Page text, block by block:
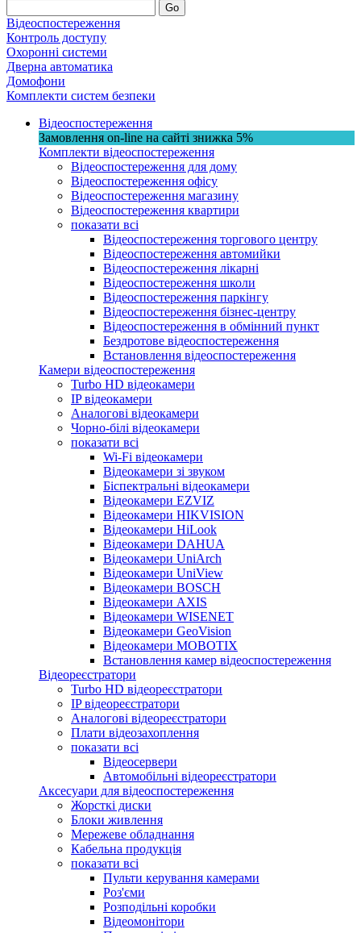
Go
Відеоспостереження
Контроль доступу
Охоронні системи
Дверна автоматика
Домофони
Комплекти систем безпеки
Відеоспостереження
Замовлення on-line на сайті знижка 5%
Комплекти відеоспостереження
Відеоспостереження для дому
Відеоспостереження офісу
Відеоспостереження магазину
Відеоспостереження квартири
показати всі
Відеоспостереження торгового центру
Відеоспостереження автомийки
Відеоспостереження лікарні
Відеоспостереження школи
Відеоспостереження паркінгу
Відеоспостереження бізнес-центру
Відеоспостереження в обмінний пункт
Бездротове відеоспостереження
Встановлення відеоспостереження
Камери відеоспостереження
Turbo HD відеокамери
IP відеокамери
Аналогові відеокамери
Чорно-білі відеокамери
показати всі
Wi-Fi відеокамери
Відеокамери зі звуком
Біспектральні відеокамери
Відеокамери EZVIZ
Відеокамери HIKVISION
Відеокамери HiLook
Відеокамери DAHUA
Відеокамери UniArch
Відеокамери UniView
Відеокамери BOSCH
Відеокамери AXIS
Відеокамери WISENET
Відеокамери GeoVision
Відеокамери MOBOTIX
Встановлення камер відеоспостереження
Відеореєстратори
Turbo HD відеореєстратори
IP відеореєстратори
Аналогові відеореєстратори
Плати відеозахоплення
показати всі
Відеосервери
Автомобільні відеореєстратори
Аксесуари для відеоспостереження
Жорсткі диски
Блоки живлення
Мережеве обладнання
Кабельна продукція
показати всі
Пульти керування камерами
Роз'єми
Розподільні коробки
Відеомонітори